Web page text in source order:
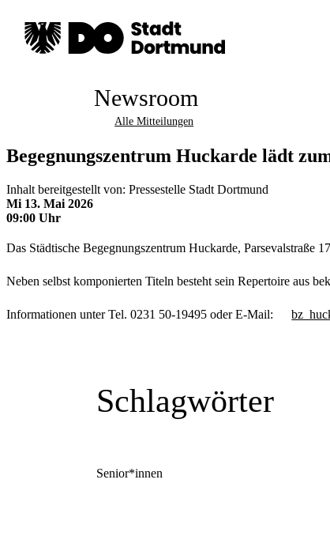
Newsroom
Alle Mitteilungen
Begegnungszentrum Huckarde lädt
Inhalt bereitgestellt von: Pressestelle Stadt Dortmund
Mi 13. Mai 2026
09:00 Uhr
Das Städtische Begegnungszentrum Huckarde,
Neben selbst komponierten Titeln besteht sein Repertoire aus
Informationen unter Tel. 0231 50-19495 oder E-Mail:
Schlagwörter
Senior*innen